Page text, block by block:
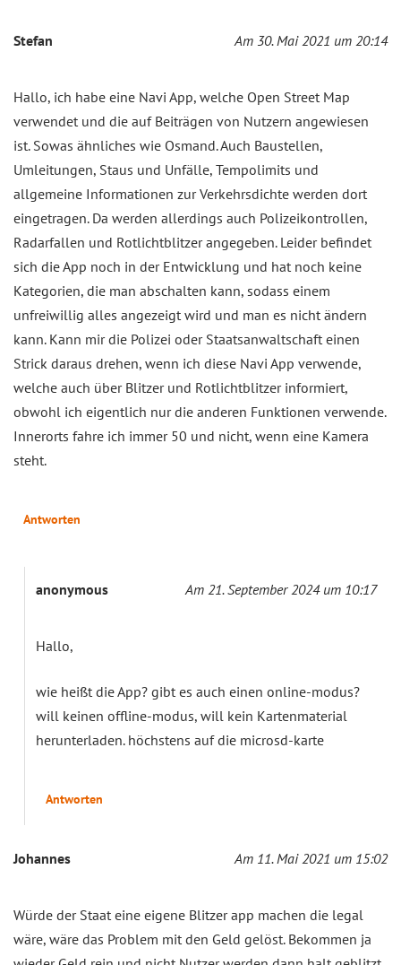
Stefan Am 30. Mai 2021 um 20:14
Hallo, ich habe eine Navi App, welche Open Street Map
verwendet und die auf Beiträgen von Nutzern angewiesen
ist. Sowas ähnliches wie Osmand. Auch Baustellen,
Umleitungen, Staus und Unfälle, Tempolimits und
allgemeine Informationen zur Verkehrsdichte werden dort
eingetragen. Da werden allerdings auch Polizeikontrollen,
Radarfallen und Rotlichtblitzer angegeben. Leider befindet
sich die App noch in der Entwicklung und hat noch keine
Kategorien, die man abschalten kann, sodass einem
unfreiwillig alles angezeigt wird und man es nicht ändern
kann. Kann mir die Polizei oder Staatsanwaltschaft einen
Strick daraus drehen, wenn ich diese Navi App verwende,
welche auch über Blitzer und Rotlichtblitzer informiert,
obwohl ich eigentlich nur die anderen Funktionen verwende.
Innerorts fahre ich immer 50 und nicht, wenn eine Kamera
steht.
Antworten
anonymous Am 21. September 2024 um 10:17
Hallo,
wie heißt die App? gibt es auch einen online-modus?
will keinen offline-modus, will kein Kartenmaterial
herunterladen. höchstens auf die microsd-karte
Antworten
Johannes Am 11. Mai 2021 um 15:02
Würde der Staat eine eigene Blitzer app machen die legal
wäre, wäre das Problem mit den Geld gelöst. Bekommen ja